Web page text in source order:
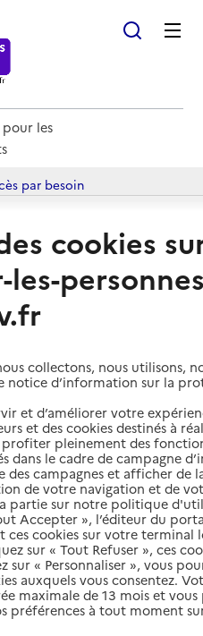
les
par besoin
à domicile
et services autour de Gap.
cookies
collectons, nous utilisons,
notice d’information sur la
et d’améliorer votre
et des cookies destinés à
profiter pleinement des
dans le cadre de campagne
des campagnes et afficher de
de votre navigation et de
partie sur notre politique
Accepter », l’éditeur du
ces cookies sur votre terminal
sur « Tout Refuser », ces
sur « Personnaliser », vous
auxquels vous consentez.
maximale de 13 mois et
préférences à tout moment